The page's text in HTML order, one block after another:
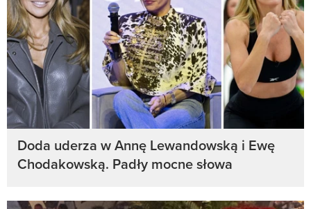
Doda uderza w Annę Lewandowską i Ewę
Chodakowską. Padły mocne słowa